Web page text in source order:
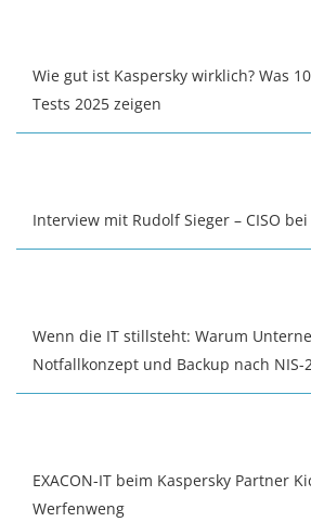
Wie gut ist Kaspersky wirklich? Was
Tests 2025 zeigen
Interview mit Rudolf Sieger – CISO bei
Wenn die IT stillsteht: Warum
Notfallkonzept und Backup nach NIS-
EXACON-IT beim Kaspersky Partner
Werfenweng